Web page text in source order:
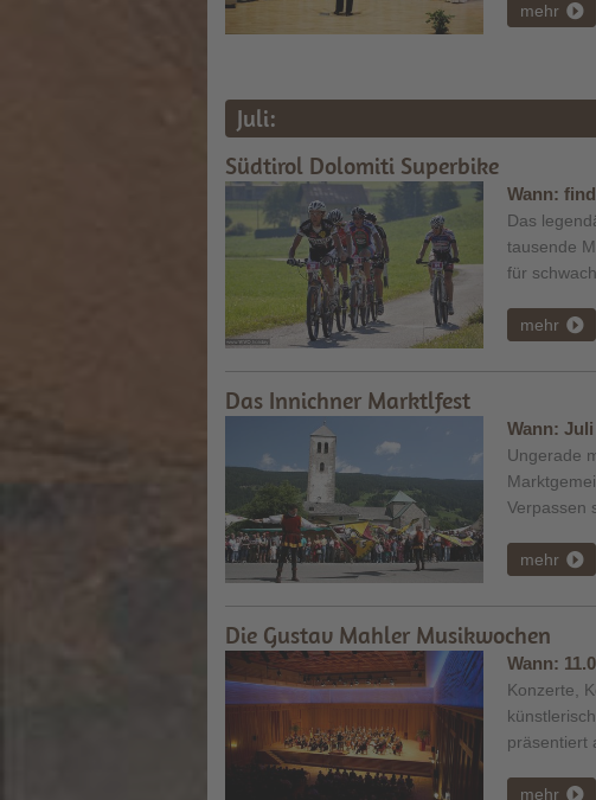
mehr
Juli:
Südtirol Dolomiti Superbike
Wann:
Das
tausende
für
mehr
Das Innichner Marktlfest
Wann: Juli
Ungerade
Verpassen
mehr
Die Gustav Mahler Musikwochen
Wann:
Konzerte,
präsentiert
mehr